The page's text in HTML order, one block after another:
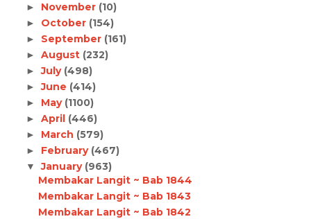
► November (10)
► October (154)
► September (161)
► August (232)
►July (498)
►June (414)
► May (1100)
► April (446)
► March (579)
► February (467)
▼January (963)
Membakar Langit ~ Bab 1844
Membakar Langit ~ Bab 1843
Membakar Langit ~ Bab 1842